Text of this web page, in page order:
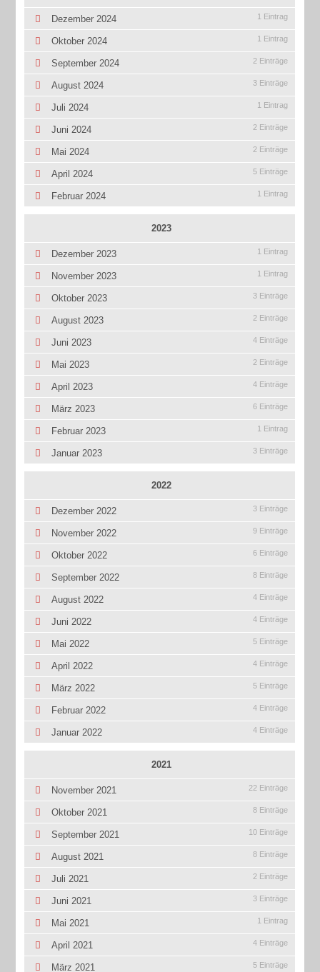
Dezember 2024 1 Eintrag
Oktober 2024 1 Eintrag
September 2024 2 Einträge
August 2024 3 Einträge
Juli 2024 1 Eintrag
Juni 2024 2 Einträge
Mai 2024 2 Einträge
April 2024 5 Einträge
Februar 2024 1 Eintrag
2023
Dezember 2023 1 Eintrag
November 2023 1 Eintrag
Oktober 2023 3 Einträge
August 2023 2 Einträge
Juni 2023 4 Einträge
Mai 2023 2 Einträge
April 2023 4 Einträge
März 2023 6 Einträge
Februar 2023 1 Eintrag
Januar 2023 3 Einträge
2022
Dezember 2022 3 Einträge
November 2022 9 Einträge
Oktober 2022 6 Einträge
September 2022 8 Einträge
August 2022 4 Einträge
Juni 2022 4 Einträge
Mai 2022 5 Einträge
April 2022 4 Einträge
März 2022 5 Einträge
Februar 2022 4 Einträge
Januar 2022 4 Einträge
2021
November 2021 22 Einträge
Oktober 2021 8 Einträge
September 2021 10 Einträge
August 2021 8 Einträge
Juli 2021 2 Einträge
Juni 2021 3 Einträge
Mai 2021 1 Eintrag
April 2021 4 Einträge
März 2021 5 Einträge